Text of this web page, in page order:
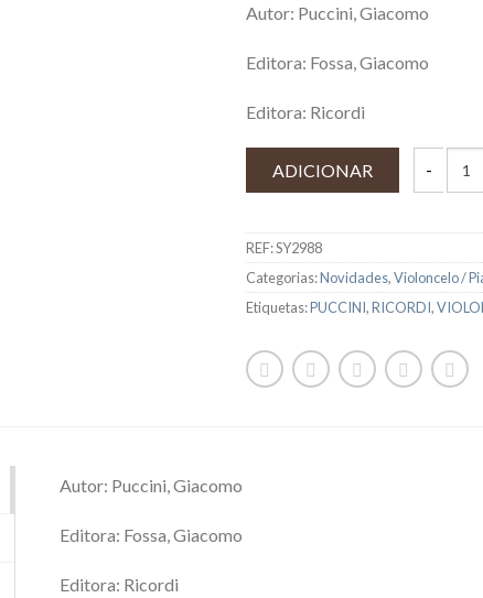
Autor: Puccini, Giacomo
Editora: Fossa, Giacomo
Editora: Ricordi
ADICIONAR
REF:SY2988
Categorias:Novidades,Violoncelo /
Etiquetas:PUCCINI,RICORDI,
Autor: Puccini, Giacomo
Editora: Fossa, Giacomo
Editora: Ricordi